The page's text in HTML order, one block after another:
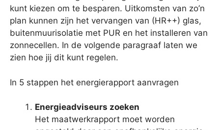
kunt kiezen om te besparen. Uitkomsten van zo’n
plan kunnen zijn het vervangen van (HR++) glas,
buitenmuurisolatie met PUR en het installeren van
zonnecellen. In de volgende paragraaf laten we
zien hoe jij dit kunt regelen.
In 5 stappen het energierapport aanvragen
Energieadviseurs zoeken
Het maatwerkrapport moet worden